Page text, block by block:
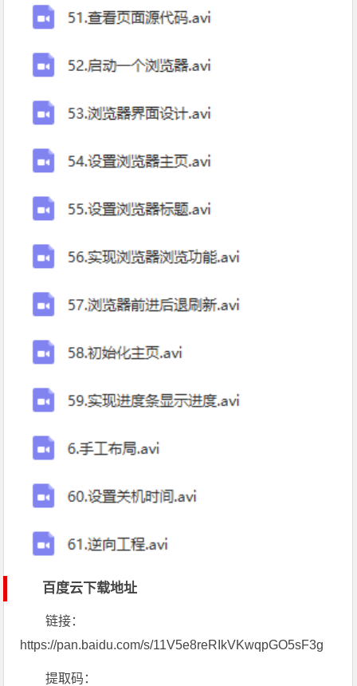
百度云下载地址
链接：
https://pan.baidu.com/s/11V5e8reRIkVKwqpGO5sF3g
提取码：